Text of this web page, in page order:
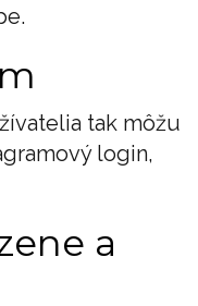
tak môžu
login,
a